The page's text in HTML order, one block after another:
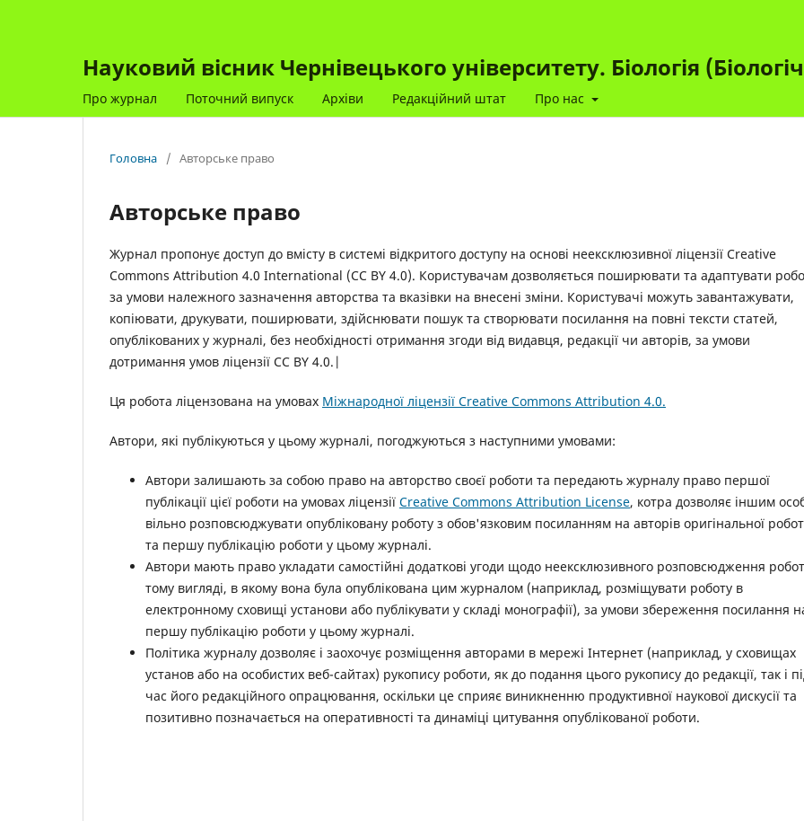
Науковий вісник Чернівецького університету. Біологія
Про журнал Поточний випуск Архіви Редакційний штат Про нас
Головна / Авторське право
Авторське право
Журнал пропонує доступ до вмісту в системі відкритого доступу на основі неексклюзивної ліцензії Creative
Commons Attribution 4.0 International (CC BY 4.0). Користувачам дозволяється поширювати та адаптувати
за умови належного зазначення авторства та вказівки на внесені зміни. Користувачі можуть завантажувати,
копіювати, друкувати, поширювати, здійснювати пошук та створювати посилання на повні тексти статей,
опублікованих у журналі, без необхідності отримання згоди від видавця, редакції чи авторів, за умови
дотримання умов ліцензії CC BY 4.0.|
Ця робота ліцензована на умовах Міжнародної ліцензії Creative Commons Attribution 4.0.
Автори, які публікуються у цьому журналі, погоджуються з наступними умовами:
Автори залишають за собою право на авторство своєї роботи та передають журналу право першої
публікації цієї роботи на умовах ліцензії Creative Commons Attribution License, котра дозволяє іншим
вільно розповсюджувати опубліковану роботу з обов'язковим посиланням на авторів оригінальної
та першу публікацію роботи у цьому журналі.
Автори мають право укладати самостійні додаткові угоди щодо неексклюзивного розповсюдження
тому вигляді, в якому вона була опублікована цим журналом (наприклад, розміщувати роботу в
електронному сховищі установи або публікувати у складі монографії), за умови збереження посилання
першу публікацію роботи у цьому журналі.
Політика журналу дозволяє і заохочує розміщення авторами в мережі Інтернет (наприклад, у сховищах
установ або на особистих веб-сайтах) рукопису роботи, як до подання цього рукопису до редакції, так і
час його редакційного опрацювання, оскільки це сприяє виникненню продуктивної наукової дискусії та
позитивно позначається на оперативності та динаміці цитування опублікованої роботи.